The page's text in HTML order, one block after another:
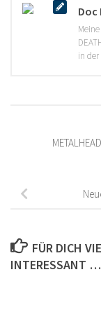
Doc
in der
FÜR DICH
INTERESSANT …